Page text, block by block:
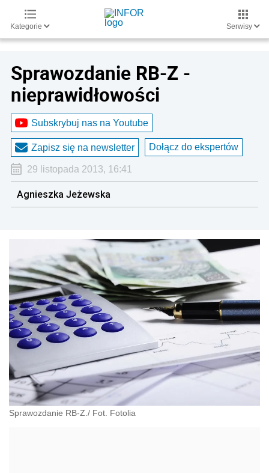
Kategorie Serwisy
Sprawozdanie RB-Z -
nieprawidłowości
Subskrybuj nas na Youtube
Zapisz się na newsletter Dołącz do ekspertów
29 listopada 2013, 16:41
Agnieszka Jeżewska
Sprawozdanie RB-Z./ Fot. Fotolia